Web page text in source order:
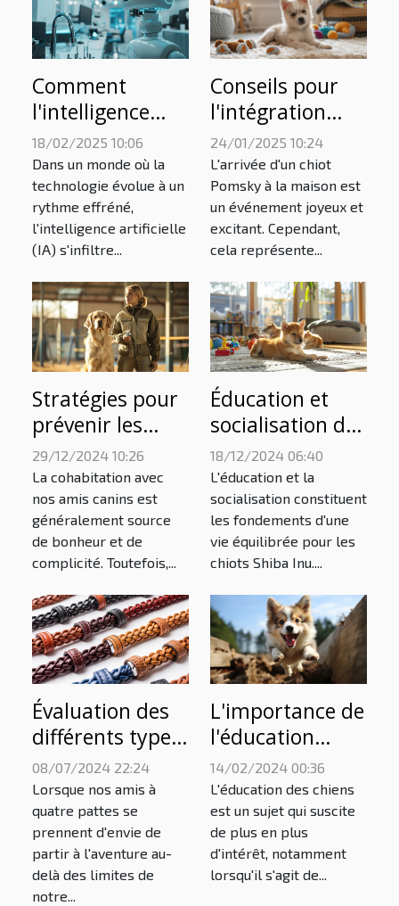
Comment
l'intelligence
artificielle
transforme les
soins
vétérinaires
18/02/2025 10:06
Dans un monde où la
technologie évolue à un
rythme effréné,
l'intelligence artificielle
(IA) s'infiltre...
Conseils pour
l'intégration
réussie d'un
chiot Pomsky
dans votre foyer
24/01/2025 10:24
L'arrivée d'un chiot
Pomsky à la maison est
un événement joyeux et
excitant. Cependant,
cela représente...
Stratégies pour
prévenir les
comportements
destructeurs
chez les chiens
29/12/2024 10:26
La cohabitation avec
nos amis canins est
généralement source
de bonheur et de
complicité. Toutefois,...
Éducation et
socialisation des
chiots Shiba Inu
dès leur
naissance
18/12/2024 06:40
L'éducation et la
socialisation constituent
les fondements d'une
vie équilibrée pour les
chiots Shiba Inu....
Évaluation des
différents types
de colliers anti-
fugue
08/07/2024 22:24
Lorsque nos amis à
quatre pattes se
prennent d'envie de
partir à l'aventure au-
delà des limites de
notre...
L'importance de
l'éducation
précoce pour les
chiots Pomsky
14/02/2024 00:36
L'éducation des chiens
est un sujet qui suscite
de plus en plus
d'intérêt, notamment
lorsqu'il s'agit de...